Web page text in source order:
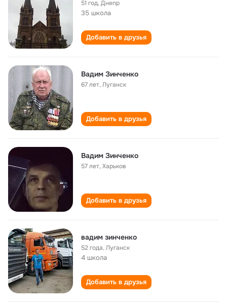
51 год,Днепр
35 школа
Добавить в друзья
Вадим Зинченко
67 лет,Луганск
Добавить в друзья
Вадим Зинченко
57 лет,Харьков
Добавить в друзья
вадим зинченко
52 года,Луганск
4 школа
Добавить в друзья